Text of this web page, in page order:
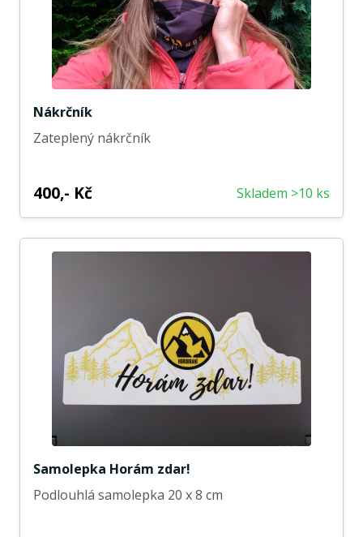
Nákrčník
Zateplený nákrčník
400,- Kč Skladem >10 ks
Samolepka Horám zdar!
Podlouhlá samolepka 20 x 8 cm